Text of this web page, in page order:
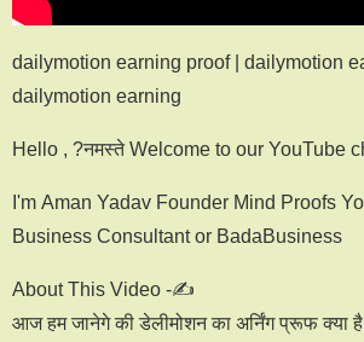
dailymotion earning proof | dailymotion
dailymotion earning
Hello , ?नमस्ते Welcome to our YouTube
I'm Aman Yadav Founder Mind Proofs
Business Consultant or BadaBusiness
About This Video -✍
आज हम जानेगे की डेलीमोशन का अर्निंग प्रूफ क्या